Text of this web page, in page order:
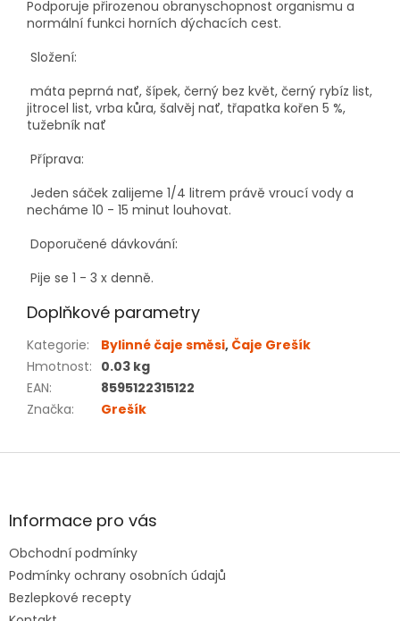
Podporuje přirozenou obranyschopnost organismu a
normální funkci horních dýchacích cest.
Složení:
máta peprná nať, šípek, černý bez květ, černý rybíz list,
jitrocel list, vrba kůra, šalvěj nať, třapatka kořen 5 %,
tužebník nať
Příprava:
Jeden sáček zalijeme 1/4 litrem právě vroucí vody a
necháme 10 - 15 minut louhovat.
Doporučené dávkování:
Pije se 1 - 3 x denně.
Doplňkové parametry
Kategorie: Bylinné čaje směsi, Čaje Grešík
Hmotnost: 0.03 kg
EAN:
8595122315122
Značka: Grešík
Z
aInformace pro vás
Obchodní podmínky
Podmínky ochrany osobních údajů
Bezlepkové recepty